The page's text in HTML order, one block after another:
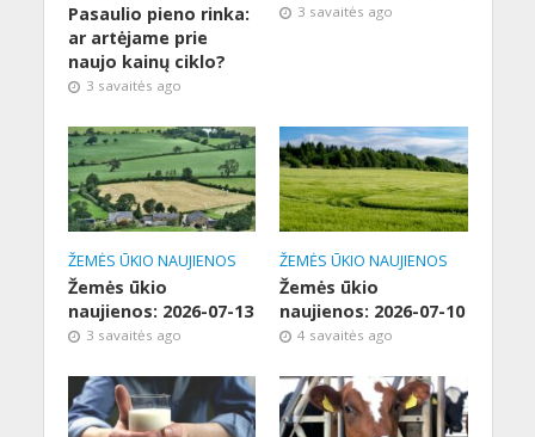
Pasaulio pieno rinka:
ar artėjame prie
naujo kainų ciklo?
3 savaitės ago
3 savaitės ago
ŽEMĖS ŪKIO NAUJIENOS
Žemės ūkio
naujienos: 2026-07-13
3 savaitės ago
ŽEMĖS ŪKIO NAUJIENOS
Žemės ūkio
naujienos: 2026-07-10
4 savaitės ago